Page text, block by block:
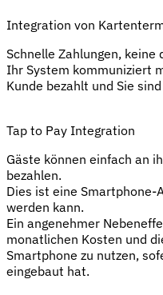
Integration von
Schnelle Zahlungen, keine
Ihr System kommuniziert
Kunde bezahlt und Sie
Tap to Pay Integration
Gäste können einfach an
bezahlen.
Dies ist eine Smartphone-
werden kann.
Ein angenehmer
monatlichen Kosten und
Smartphone zu nutzen,
eingebaut hat.